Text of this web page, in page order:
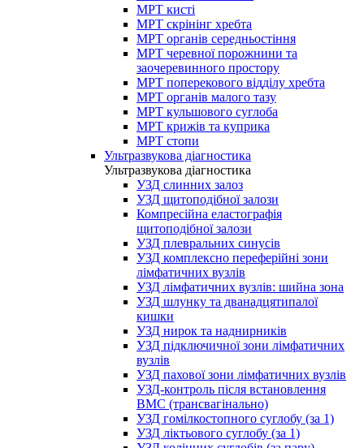
МРТ кисті
МРТ скрінінг хребта
МРТ органів середньостіння
МРТ черевної порожнини та
заочеревинного простору
МРТ поперекового відділу хребта
МРТ органів малого тазу
МРТ кульшового суглоба
МРТ крижів та куприка
МРТ стопи
Ультразвукова діагностика
Ультразвукова діагностика
УЗД слинних залоз
УЗД щитоподібної залози
Компресійна еластографія
щитоподібної залози
УЗД плевральних синусів
УЗД комплексно переферійні зони
лімфатичних вузлів
УЗД лімфатичних вузлів: шийна зона
УЗД шлунку та дванадцятипалої
кишки
УЗД нирок та наднирників
УЗД підключичної зони лімфатичних
вузлів
УЗД пахової зони лімфатичних вузлів
УЗД-контроль після встановлення
ВМС (трансвагінально)
УЗД гомілкостопного суглобу (за 1)
УЗД ліктьового суглобу (за 1)